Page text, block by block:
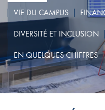
VIE DU CAMPUS
DIVERSITÉ ET INCLUSION
EN QUELQUES CHIFFRES